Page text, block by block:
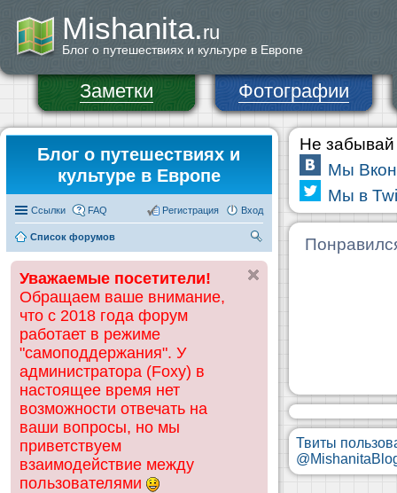
Mishanita.ru
Блог о путешествиях и культуре в Европе
Заметки Фотографии
Блог о путешествиях и
культуре в Европе
Ссылки FAQ Вход
Регистрация
Список форумов
ск
Уважаемые посетители!
Обращаем ваше внимание,
что с 2018 года форум
работает в режиме
"самоподдержания". У
администратора (Foxy) в
настоящее время нет
возможности отвечать на
ваши вопросы, но мы
приветствуем
взаимодействие между
пользователями
Не забывай
Мы
Мы в
Твиты